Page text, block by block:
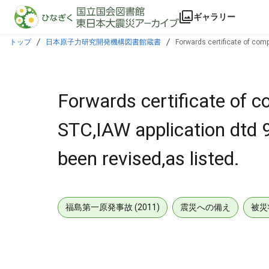
本文に飛ぶ
ギャラリー
トップ 日本原子力研究開発機構図書館蔵書 Forwards certificate of
Forwards certificate of
STC,IAW application
been revised,as listed.
福島第一原発事故 (2011) 震災への備え 被災